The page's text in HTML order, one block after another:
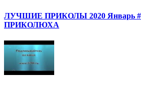
ЛУЧШИЕ ПРИКОЛЫ 2020 Январь
ПРИКОЛЮХА